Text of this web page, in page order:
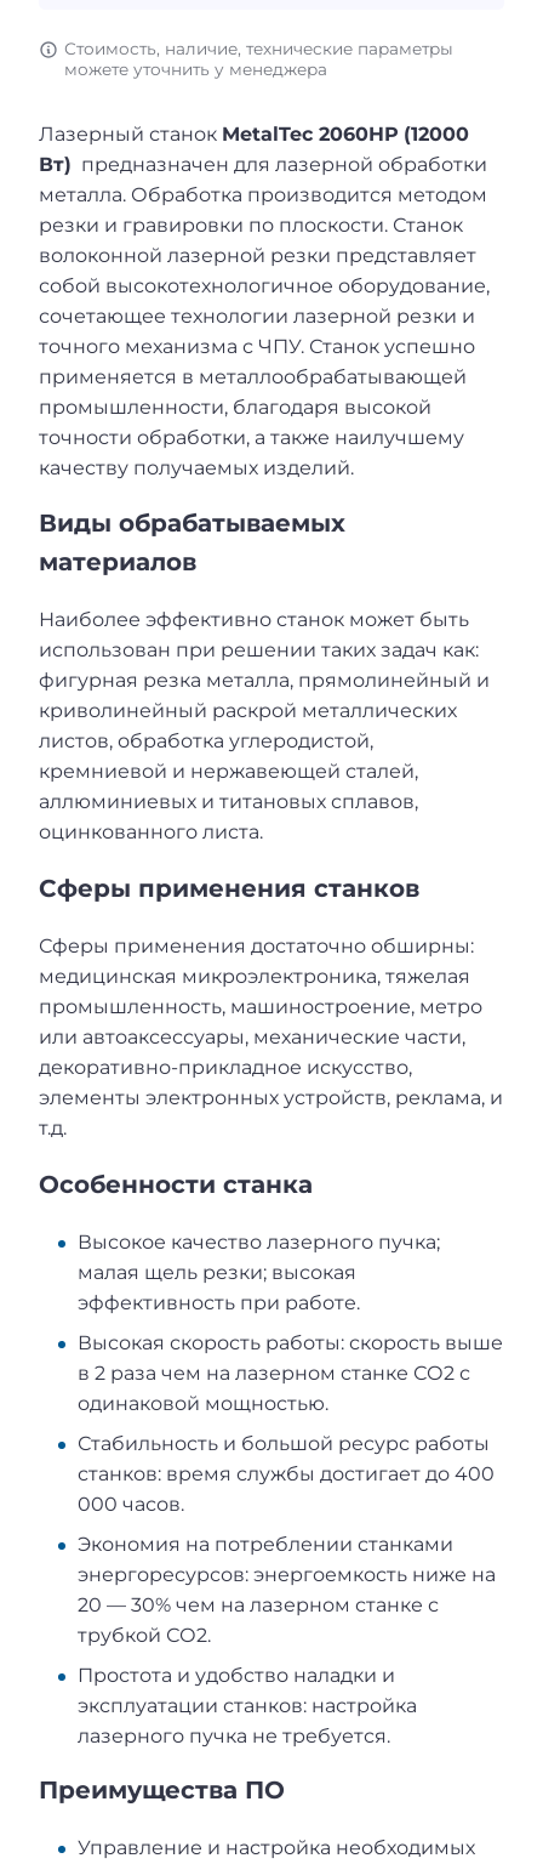
Стоимость, наличие, технические параметры
можете уточнить у менеджера
Лазерный станок MetalTec 2060HP (12000
Вт) предназначен для лазерной обработки
металла. Обработка производится методом
резки и гравировки по плоскости. Станок
волоконной лазерной резки представляет
собой высокотехнологичное оборудование,
сочетающее технологии лазерной резки и
точного механизма с ЧПУ. Станок успешно
применяется в металлообрабатывающей
промышленности, благодаря высокой
точности обработки, а также наилучшему
качеству получаемых изделий.
Виды обрабатываемых
материалов
Наиболее эффективно станок может быть
использован при решении таких задач как:
фигурная резка металла, прямолинейный и
криволинейный раскрой металлических
листов, обработка углеродистой,
кремниевой и нержавеющей сталей,
аллюминиевых и титановых сплавов,
оцинкованного листа.
Сферы применения станков
Сферы применения достаточно обширны:
медицинская микроэлектроника, тяжелая
промышленность, машиностроение, метро
или автоаксессуары, механические части,
декоративно-прикладное искусство,
элементы электронных устройств, реклама, и
т.д.
Особенности станка
Высокое качество лазерного пучка;
малая щель резки; высокая
эффективность при работе.
Высокая скорость работы: скорость выше
в 2 раза чем на лазерном станке СО2 с
одинаковой мощностью.
Стабильность и большой ресурс работы
станков: время службы достигает до 400
000 часов.
Экономия на потреблении станками
энергоресурсов: энергоемкость ниже на
20 — 30% чем на лазерном станке с
трубкой СО2.
Простота и удобство наладки и
эксплуатации станков: настройка
лазерного пучка не требуется.
Преимущества ПО
Управление и настройка необходимых